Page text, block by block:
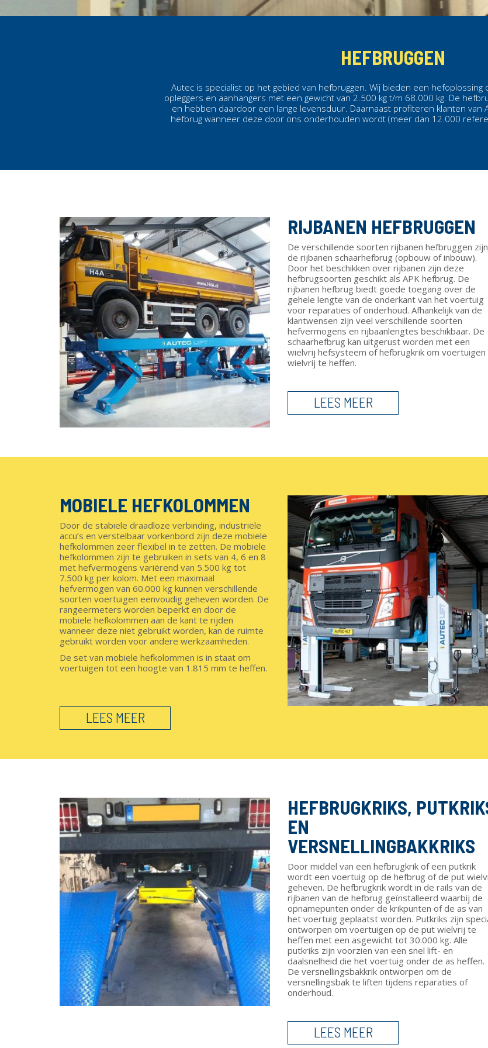
HEFBRUGGEN
Autec is specialist op het gebied van hefbruggen. Wij bieden een hefoplossing
opleggers en aanhangers met een gewicht van 2.500 kg t/m 68.000 kg. De
en hebben daardoor een lange levensduur. Daarnaast profiteren klanten van
hefbrug wanneer deze door ons onderhouden wordt (meer dan 12.000
RIJBANEN HEFBRUGGEN
De verschillende soorten rijbanen hefbruggen zijn
de rijbanen schaarhefbrug (opbouw of inbouw).
Door het beschikken over rijbanen zijn deze
hefbrugsoorten geschikt als APK hefbrug. De
rijbanen hefbrug biedt goede toegang over de
gehele lengte van de onderkant van het voertuig
voor reparaties of onderhoud. Afhankelijk van de
klantwensen zijn veel verschillende soorten
hefvermogens en rijbaanlengtes beschikbaar. De
schaarhefbrug kan uitgerust worden met een
wielvrij hefsysteem of hefbrugkrik om voertuigen
wielvrij te heffen.
LEES MEER
MOBIELE HEFKOLOMMEN
Door de stabiele draadloze verbinding, industriële
accu’s en verstelbaar vorkenbord zijn deze mobiele
hefkolommen zeer flexibel in te zetten. De mobiele
hefkolommen zijn te gebruiken in sets van 4, 6 en 8
met hefvermogens variërend van 5.500 kg tot
7.500 kg per kolom. Met een maximaal
hefvermogen van 60.000 kg kunnen verschillende
soorten voertuigen eenvoudig geheven worden. De
rangeermeters worden beperkt en door de
mobiele hefkolommen aan de kant te rijden
wanneer deze niet gebruikt worden, kan de ruimte
gebruikt worden voor andere werkzaamheden.
De set van mobiele hefkolommen is in staat om
voertuigen tot een hoogte van 1.815 mm te heffen.
LEES MEER
HEFBRUGKRIKS,
EN
VERSNELLINGBAKKRIKS
Door middel van een hefbrugkrik of een putkrik
wordt een voertuig op de hefbrug of de put
geheven. De hefbrugkrik wordt in de rails van de
rijbanen van de hefbrug geïnstalleerd waarbij de
opnamepunten onder de krikpunten of de as van
het voertuig geplaatst worden. Putkriks zijn
ontworpen om voertuigen op de put wielvrij te
heffen met een asgewicht tot 30.000 kg. Alle
putkriks zijn voorzien van een snel lift- en
daalsnelheid die het voertuig onder de as heffen.
De versnellingsbakkrik ontworpen om de
versnellingsbak te liften tijdens reparaties of
onderhoud.
LEES MEER